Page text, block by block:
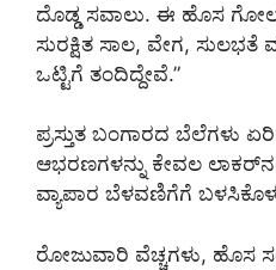
ದೊಡ್ಡ ಸವಾಲು. ಈ ಹೊಸ
ಸುರಕ್ಷಿತ ಸಾಲ, ವೇಗ, ಸುಲಭತೆ
ಒಟ್ಟಿಗೆ ತಂದಿದ್ದೇವೆ.”
ಪ್ರಸ್ತುತ ಬಂಗಾರದ ಬೆಲೆಗಳು
ಆಭರಣಗಳನ್ನು ಕೇವಲ
ವ್ಯಾಪಾರ ಬೆಳವಣಿಗೆಗೆ
ರೋಜುವಾರಿ ವೆಚ್ಚಗಳು, ಹೊಸ